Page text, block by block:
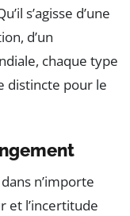
s’agisse d’une
d’un
chaque type
distincte pour le
n’importe
et l’incertitude